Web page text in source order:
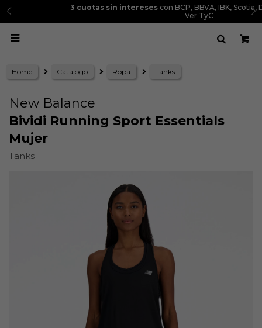
3 cuotas sin interesescon BCP, BBVA, IBK, Scotia, Diners y Cencosud.

Home Catálogo Ropa Tanks
New Balance
Bividi Running Sport Essentials
Mujer
Tanks